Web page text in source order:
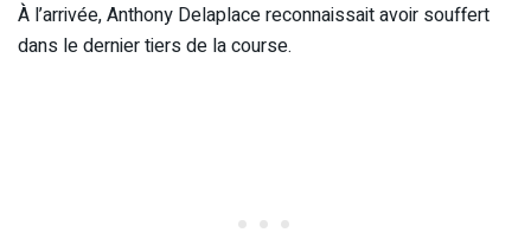
À l’arrivée, Anthony Delaplace reconnaissait avoir souffert
dans le dernier tiers de la course.